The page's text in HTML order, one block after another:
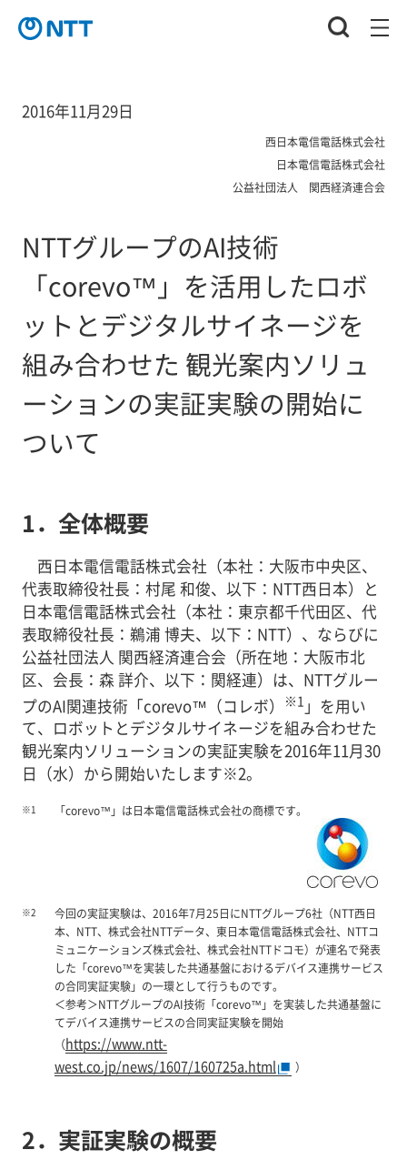
2016年11月29日
西日本電信電話株式会社
日本電信電話株式会社
公益社団法人 関西経済連合会
NTTグループのAI技術
「corevo™」を活用したロボ
ットとデジタルサイネージを
組み合わせた 観光案内ソリュ
ーションの実証実験の開始に
ついて
1．全体概要
西日本電信電話株式会社（本社：大阪市中央区、
代表取締役社長：村尾 和俊、以下：NTT西日本）と
日本電信電話株式会社（本社：東京都千代田区、代
表取締役社長：鵜浦 博夫、以下：NTT）、ならびに
公益社団法人 関西経済連合会（所在地：大阪市北
区、会長：森 詳介、以下：関経連）は、NTTグルー
プのAI関連技術「corevo™（コレボ）
※1 」を用い
て、ロボットとデジタルサイネージを組み合わせた
観光案内ソリューションの実証実験を2016年11月30
日（水）から開始いたします※2。
※1 「corevo™」は日本電信電話株式会社の商標です。
※2
今回の実証実験は、2016年7月25日にNTTグループ6社（NTT西日
本、NTT、株式会社NTTデータ、東日本電信電話株式会社、NTTコ
ミュニケーションズ株式会社、株式会社NTTドコモ）が連名で発表
した「corevo™を実装した共通基盤におけるデバイス連携サービス
の合同実証実験」の一環として行うものです。
＜参考＞NTTグループのAI技術「corevo™」を実装した共通基盤に
てデバイス連携サービスの合同実証実験を開始
（https://www.ntt-
west.co.jp/news/1607/160725a.html
）
2．実証実験の概要